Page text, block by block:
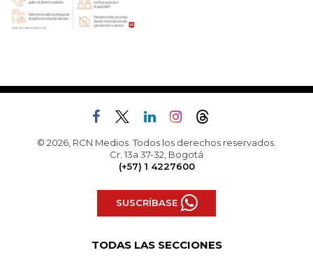
© 2026, RCN Medios. Todos los derechos reservados.
Cr. 13a 37-32, Bogotá
(+57) 1 4227600
SUSCRÍBASE
TODAS LAS SECCIONES